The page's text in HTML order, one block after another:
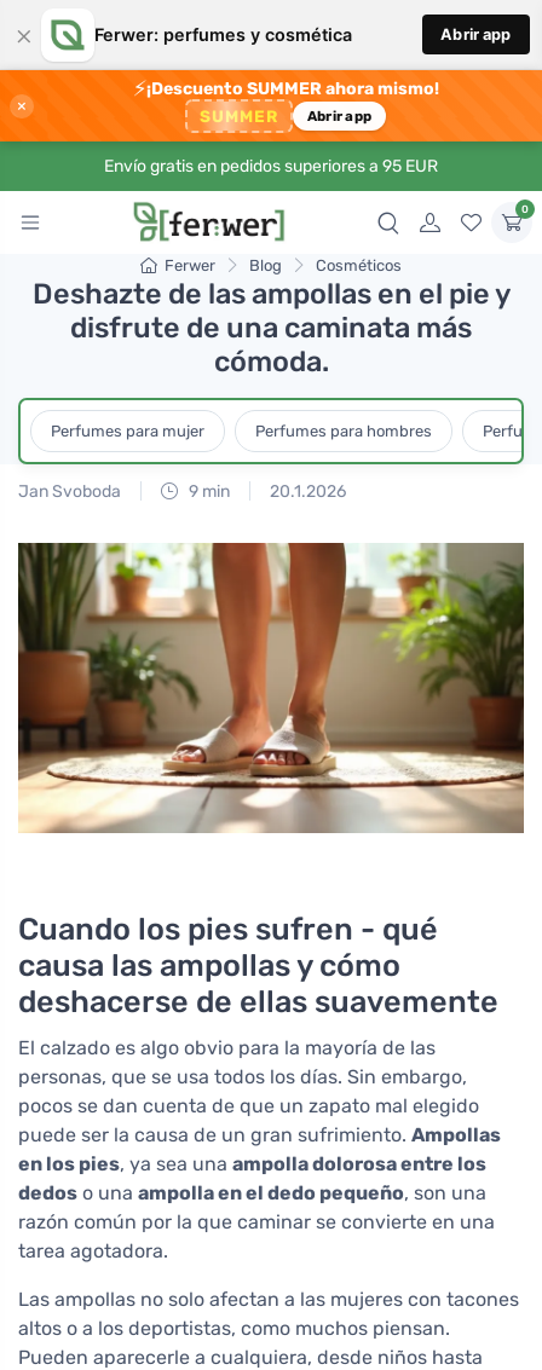
× Ferwer: perfumes y cosmética Abrir app
×
⚡¡Descuento SUMMER ahora mismo!
SUMMER Abrir app
Envío gratis en pedidos superiores a 95 EUR
0
Ferwer Blog Cosméticos
Deshazte de las ampollas en el pie y
disfrute de una caminata más
cómoda.
Perfumes para mujer Perfumes para hombres
Jan Svoboda 9 min 20.1.2026
Cuando los pies sufren - qué
causa las ampollas y cómo
deshacerse de ellas suavemente
El calzado es algo obvio para la mayoría de las
personas, que se usa todos los días. Sin embargo,
pocos se dan cuenta de que un zapato mal elegido
puede ser la causa de un gran sufrimiento. Ampollas
en los pies, ya sea una ampolla dolorosa entre los
dedos o una ampolla en el dedo pequeño, son una
razón común por la que caminar se convierte en una
tarea agotadora.
Las ampollas no solo afectan a las mujeres con tacones
altos o a los deportistas, como muchos piensan.
Pueden aparecerle a cualquiera, desde niños hasta